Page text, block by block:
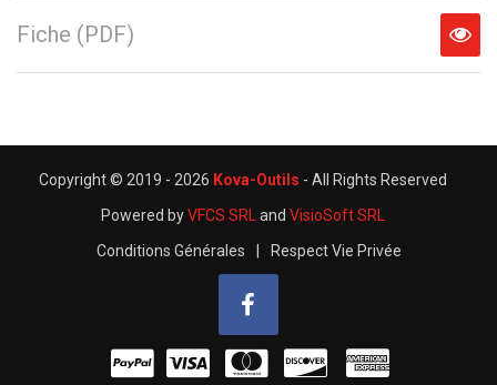
Fiche (PDF)
Copyright © 2019 - 2026 Kova-Outils - All Rights Reserved
Powered byVFCS SRL and VisioSoft SRL
Conditions Générales
Respect Vie Privée